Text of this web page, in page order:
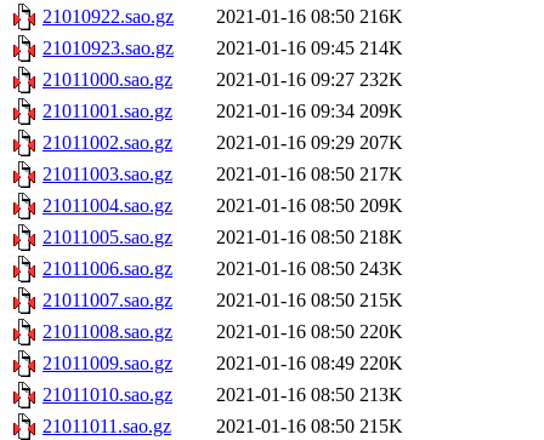
21010922.sao.gz
2021-01-16 08:50 216K
21010923.sao.gz
2021-01-16 09:45 214K
21011000.sao.gz
2021-01-16 09:27 232K
21011001.sao.gz
2021-01-16 09:34 209K
21011002.sao.gz
2021-01-16 09:29 207K
21011003.sao.gz
2021-01-16 08:50 217K
21011004.sao.gz
2021-01-16 08:50 209K
21011005.sao.gz
2021-01-16 08:50 218K
21011006.sao.gz
2021-01-16 08:50 243K
21011007.sao.gz
2021-01-16 08:50 215K
21011008.sao.gz
2021-01-16 08:50 220K
21011009.sao.gz
2021-01-16 08:49 220K
21011010.sao.gz
2021-01-16 08:50 213K
21011011.sao.gz
2021-01-16 08:50 215K